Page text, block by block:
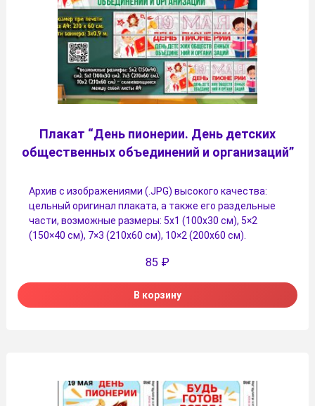
Плакат “День пионерии. День детских
общественных объединений и организаций”
Архив с изображениями (.JPG) высокого качества:
цельный оригинал плаката, а также его раздельные
части, возможные размеры: 5х1 (100х30 см), 5×2
(150×40 см), 7×3 (210х60 см), 10×2 (200х60 см).
85 ₽
В корзину